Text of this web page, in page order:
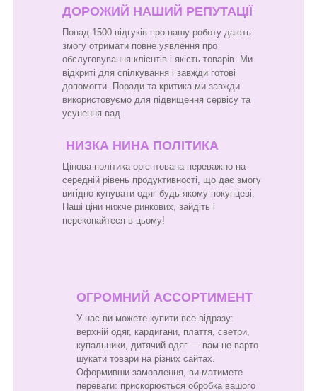
ДОРОЖИЙ НАШИЙ РЕПУТАЦІЇ
Понад 1500 відгуків про нашу роботу дають
змогу отримати повне уявлення про
обслуговування клієнтів і якість товарів. Ми
відкриті для спілкування і завжди готові
допомогти. Поради та критика ми завжди
використовуємо для підвищення сервісу та
усунення вад.
НИЗКА НИНА ПОЛІТИКА
Цінова політика орієнтована переважно на
середній рівень продуктивності, що дає змогу
вигідно купувати одяг будь-якому покупцеві.
Наші ціни нижче ринкових, зайдіть і
переконайтеся в цьому!
ОГРОМНИЙ АССОРТИМЕНТ
У нас ви можете купити все відразу:
верхній одяг, кардигани, плаття, светри,
купальники, дитячий одяг — вам не варто
шукати товари на різних сайтах.
Оформивши замовлення, ви матимете
переваги: прискорюється обробка вашого